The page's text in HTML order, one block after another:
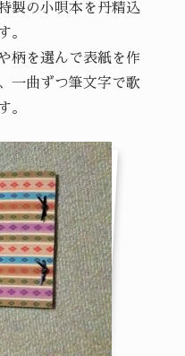
製の小唄本を丹精込
。
柄を選んで表紙を作
一曲ずつ筆文字で歌
。